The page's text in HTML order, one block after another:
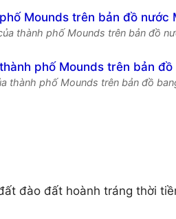
thành phố Mounds trên bản đồ
thành phố Mounds trên bản đồ
đào đất hoành tráng thời